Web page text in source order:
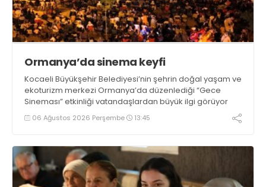
Ormanya’da sinema keyfi
Kocaeli Büyükşehir Belediyesi’nin şehrin doğal yaşam ve
ekoturizm merkezi Ormanya’da düzenlediği “Gece
Sineması” etkinliği vatandaşlardan büyük ilgi görüyor
06 Ağustos 2026 Perşembe 13:45